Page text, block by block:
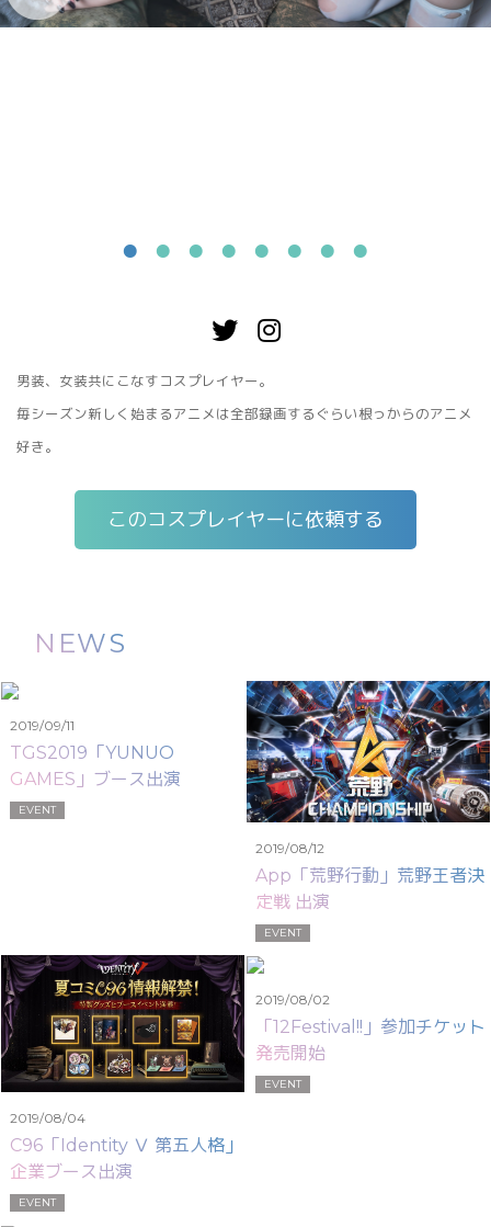
男装、女装共にこなすコスプレイヤー。
毎シーズン新しく始まるアニメは全部録画するぐらい根っからのアニメ
好き。
このコスプレイヤーに依頼する
NEWS
2019/09/11
TGS2019「YUNUO
GAMES」ブース出演
EVENT
2019/08/12
App「荒野行動」荒野王者決
定戦 出演
EVENT
2019/08/04
C96「Identity Ⅴ 第五人格」
企業ブース出演
EVENT
2019/08/02
「12Festival!!」参加チケット
発売開始
EVENT